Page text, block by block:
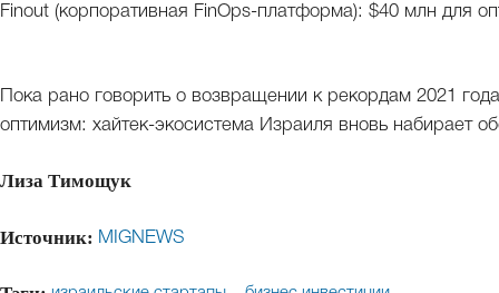
Finout (корпоративная FinOps-платформа): $40 млн для
Пока рано говорить о возвращении к рекордам 2021
оптимизм: хайтек-экосистема Израиля вновь набирает
Лиза Тимощук
Источник: MIGNEWS